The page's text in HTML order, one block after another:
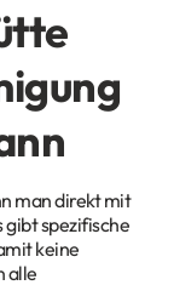
man direkt mit
gibt spezifische
keine
alle